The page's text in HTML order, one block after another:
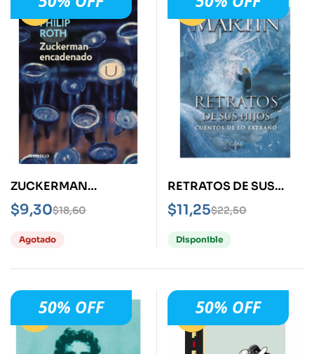
-50%
ZUCKERMAN
ENCADENADO
$18,60
$9,30
Agotado
-50%
RETRATOS DE SUS
HIJOS -CUENTOS DE
LO EXTRAÑO-
$22,50
$11,25
Disponible
-50%50% OFF -50%50% OFF